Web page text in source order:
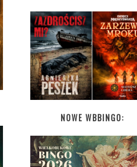
NOWE WBBINGO: